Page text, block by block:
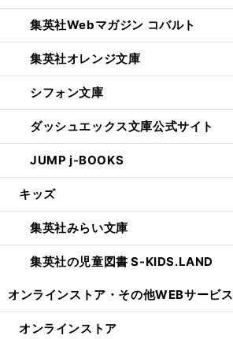
集英社Webマガジン コバルト
集英社オレンジ文庫
シフォン文庫
ダッシュエックス文庫公式サイト
JUMP j-BOOKS
キッズ
集英社みらい文庫
集英社の児童図書 S-KIDS.LAND
オンラインストア・ その他WEBサービス
オンラインストア